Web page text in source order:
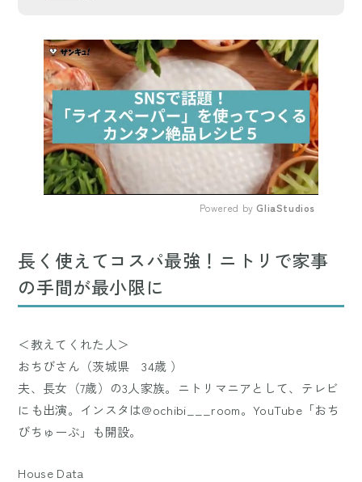
もっと読む
Powered by GliaStudios
長く使えてコスパ最強！ニトリで家事
の手間が最小限に
＜教えてくれた人＞
おちびさん（茨城県 34歳 ）
夫、長女（7歳）の3人家族。ニトリマニアとして、テレビ
にも出演。インスタは@ochibi___room。YouTube「おち
びちゅーぶ」も開設。
House Data